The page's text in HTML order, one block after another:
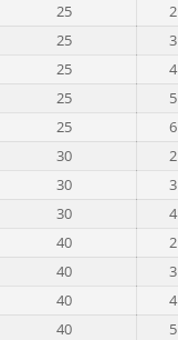
25
2
25
3
25
4
25
5
25
6
30
2
30
3
30
4
40
2
40
3
40
4
40
5